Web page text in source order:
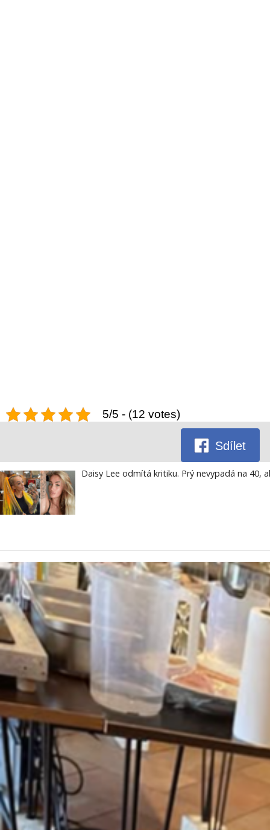
5/5 - (12 votes)
Sdílet
Daisy Lee odmítá kritiku. Prý nevypadá na 40,